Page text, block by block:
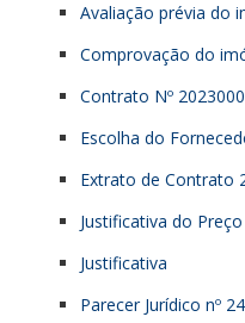
Avaliação prévia do
Comprovação do
Contrato Nº
Escolha do
Extrato de Contrato
Justificativa do
Justificativa
Parecer Jurídico nº